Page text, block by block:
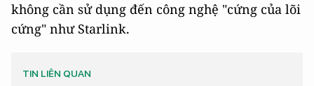
không cần sử dụng đến công nghệ "cứng của lõi
cứng" như Starlink.
TIN LIÊN QUAN